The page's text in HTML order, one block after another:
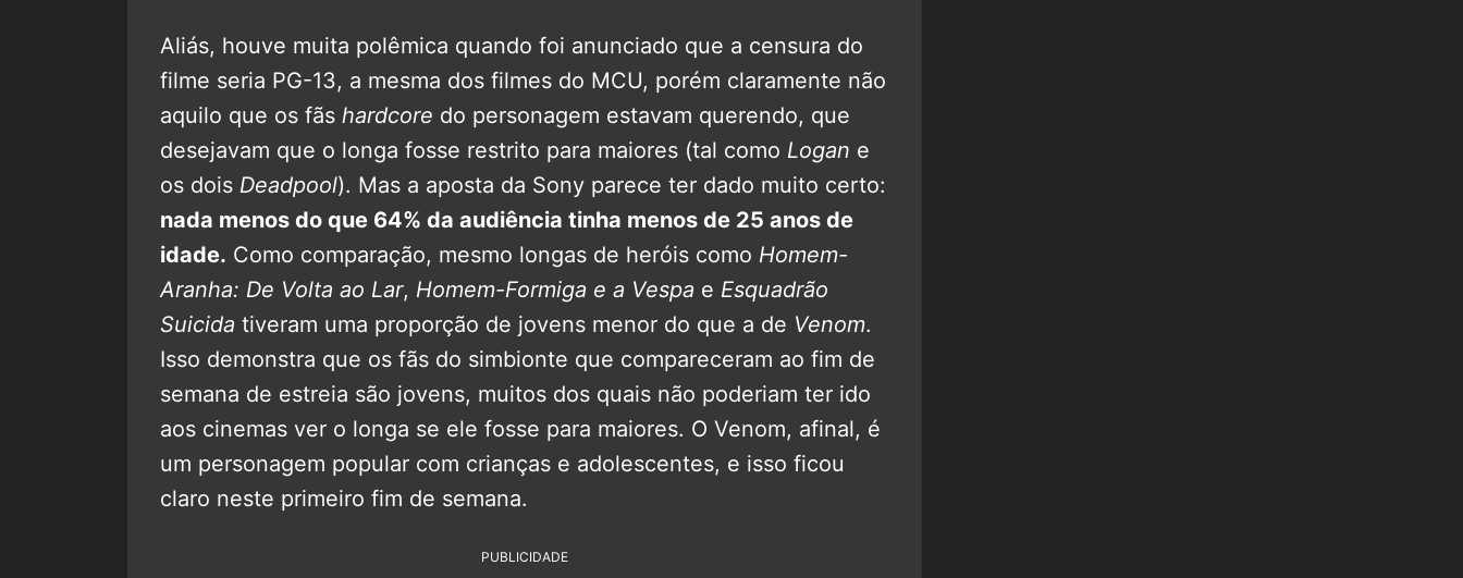
Aliás, houve muita polêmica quando foi anunciado que a censura do
filme seria PG-13, a mesma dos filmes do MCU, porém claramente não
aquilo que os fãs hardcore do personagem estavam querendo, que
desejavam que o longa fosse restrito para maiores (tal como Logan e
os dois Deadpool). Mas a aposta da Sony parece ter dado muito certo:
nada menos do que 64% da audiência tinha menos de 25 anos de
idade. Como comparação, mesmo longas de heróis como Homem-
Aranha: De Volta ao Lar, Homem-Formiga e a Vespa e Esquadrão
Suicida tiveram uma proporção de jovens menor do que a de Venom.
Isso demonstra que os fãs do simbionte que compareceram ao fim de
semana de estreia são jovens, muitos dos quais não poderiam ter ido
aos cinemas ver o longa se ele fosse para maiores. O Venom, afinal, é
um personagem popular com crianças e adolescentes, e isso ficou
claro neste primeiro fim de semana.
PUBLICIDADE